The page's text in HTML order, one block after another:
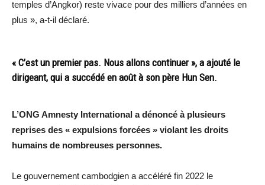
temples d’Angkor) reste vivace pour des milliers d’années en
plus », a-t-il déclaré.
« C’est un premier pas. Nous allons continuer », a ajouté le
dirigeant, qui a succédé en août à son père Hun Sen.
L’ONG Amnesty International a dénoncé à plusieurs
reprises des « expulsions forcées » violant les droits
humains de nombreuses personnes.
Le gouvernement cambodgien a accéléré fin 2022 le